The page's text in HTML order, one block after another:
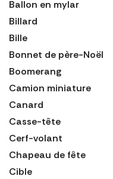
Ballon en mylar
Billard
Bille
Bonnet de père-Noël
Boomerang
Camion miniature
Canard
Casse-tête
Cerf-volant
Chapeau de fête
Cible